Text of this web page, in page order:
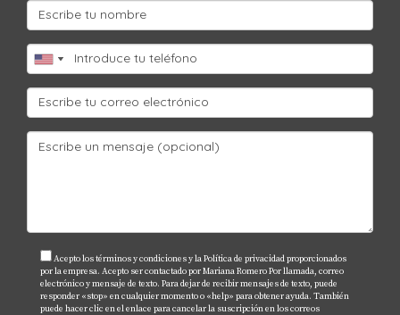
Acepto los términos y condiciones y la Política de privacidad proporcionados
por la empresa. Acepto ser contactado por Mariana Romero Por llamada, correo
electrónico y mensaje de texto. Para dejar de recibir mensajes de texto, puede
responder «stop» en cualquier momento o «help» para obtener ayuda. También
puede hacer clic en el enlace para cancelar la suscripción en los correos